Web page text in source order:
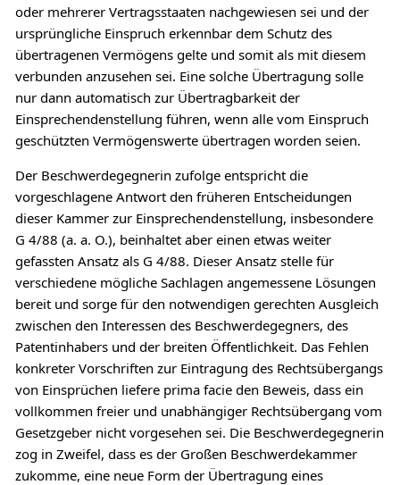
oder mehrerer Vertragsstaaten nachgewiesen sei und der
ursprüngliche Einspruch erkennbar dem Schutz des
übertragenen Vermögens gelte und somit als mit diesem
verbunden anzusehen sei. Eine solche Übertragung solle
nur dann automatisch zur Übertragbarkeit der
Einsprechendenstellung führen, wenn alle vom Einspruch
geschützten Vermögenswerte übertragen worden seien.
Der Beschwerdegegnerin zufolge entspricht die
vorgeschlagene Antwort den früheren Entscheidungen
dieser Kammer zur Einsprechendenstellung, insbesondere
G 4/88 (a. a. O.), beinhaltet aber einen etwas weiter
gefassten Ansatz als G 4/88. Dieser Ansatz stelle für
verschiedene mögliche Sachlagen angemessene Lösungen
bereit und sorge für den notwendigen gerechten Ausgleich
zwischen den Interessen des Beschwerdegegners, des
Patentinhabers und der breiten Öffentlichkeit. Das Fehlen
konkreter Vorschriften zur Eintragung des Rechtsübergangs
von Einsprüchen liefere prima facie den Beweis, dass ein
vollkommen freier und unabhängiger Rechtsübergang vom
Gesetzgeber nicht vorgesehen sei. Die Beschwerdegegnerin
zog in Zweifel, dass es der Großen Beschwerdekammer
zukomme, eine neue Form der Übertragung eines